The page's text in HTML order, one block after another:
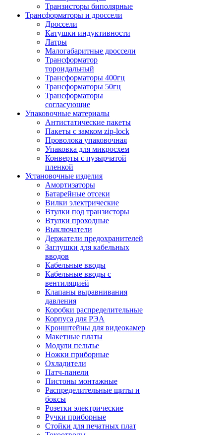
Транзисторы биполярные
Трансформаторы и дроссели
Дроссели
Катушки индуктивности
Латры
Малогабаритные дроссели
Трансформатор
тороидальный
Трансформаторы 400гц
Трансформаторы 50гц
Трансформаторы
согласующие
Упаковочные материалы
Антистатические пакеты
Пакеты с замком zip-lock
Проволока упаковочная
Упаковка для микросхем
Конверты с пузырчатой
пленкой
Установочные изделия
Амортизаторы
Батарейные отсеки
Вилки электрические
Втулки под транзисторы
Втулки проходные
Выключатели
Держатели предохранителей
Заглушки для кабельных
вводов
Кабельные вводы
Кабельные вводы с
вентиляцией
Клапаны выравнивания
давления
Коробки распределительные
Корпуса для РЭА
Кронштейны для видеокамер
Макетные платы
Модули пельтье
Ножки приборные
Охладители
Патч-панели
Пистоны монтажные
Распределительные щиты и
боксы
Розетки электрические
Ручки приборные
Стойки для печатных плат